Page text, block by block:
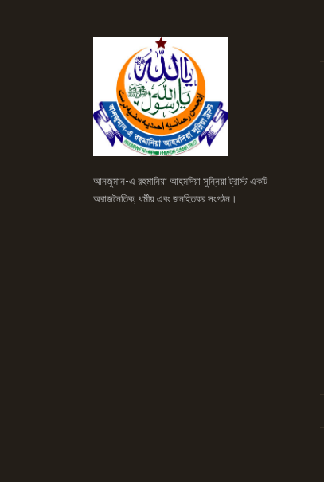
আনজুমান-এ রহমানিয়া আহমদিয়া সুন্নিয়া ট্রাস্ট একটি
অরাজনৈতিক, ধর্মীয় এবং জনহিতকর সংগঠন।